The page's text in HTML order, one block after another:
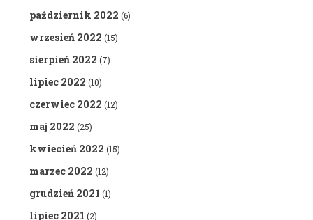
październik 2022 (6)
wrzesień 2022 (15)
sierpień 2022 (7)
lipiec 2022 (10)
czerwiec 2022 (12)
maj 2022 (25)
kwiecień 2022 (15)
marzec 2022 (12)
grudzień 2021 (1)
lipiec 2021 (2)